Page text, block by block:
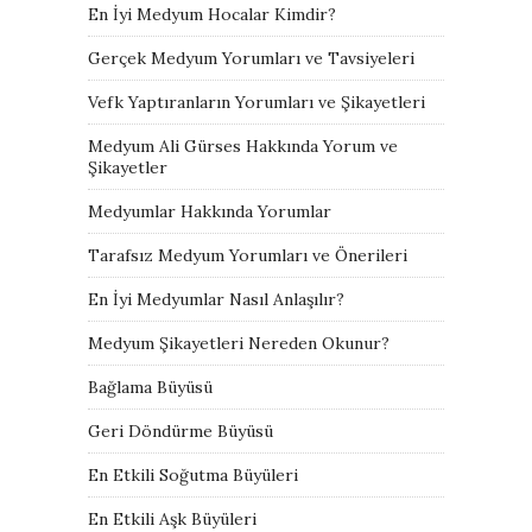
En İyi Medyum Hocalar Kimdir?
Gerçek Medyum Yorumları ve Tavsiyeleri
Vefk Yaptıranların Yorumları ve Şikayetleri
Medyum Ali Gürses Hakkında Yorum ve
Şikayetler
Medyumlar Hakkında Yorumlar
Tarafsız Medyum Yorumları ve Önerileri
En İyi Medyumlar Nasıl Anlaşılır?
Medyum Şikayetleri Nereden Okunur?
Bağlama Büyüsü
Geri Döndürme Büyüsü
En Etkili Soğutma Büyüleri
En Etkili Aşk Büyüleri